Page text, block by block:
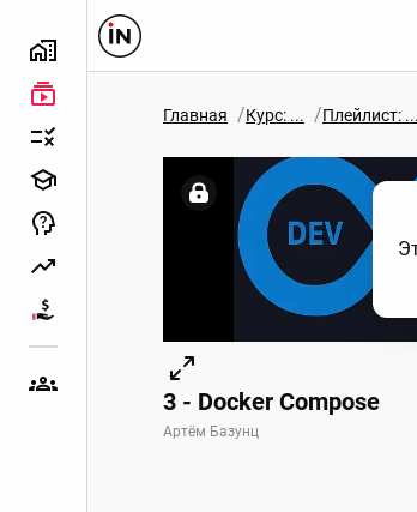
Главная /Курс: ... /Плейлист: ...
3 - Docker Compose
Артём Базунц